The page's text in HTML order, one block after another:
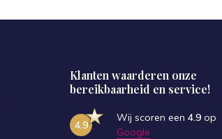
Klanten waarderen onze
bereikbaarheid en service!
4.9
Wij scoren een 4.9 op
Google